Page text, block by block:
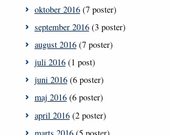
oktober 2016(7 poster)
september 2016(3 poster)
august 2016(7 poster)
juli 2016(1 post)
juni 2016(6 poster)
maj 2016(6 poster)
april 2016(2 poster)
marts 2016(5 poster)